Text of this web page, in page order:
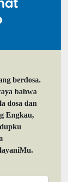
berdosa.
bahwa
dosa dan
Engkau,